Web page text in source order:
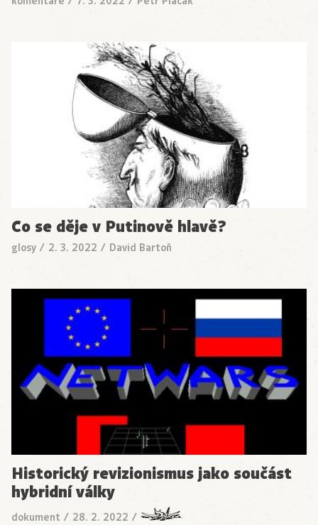
Co se děje v Putinově hlavě?
glosy / 2. 3. 2022 / David Bartoň
Historický revizionismus jako součást
hybridní války
dokument / 28. 2. 2022 /